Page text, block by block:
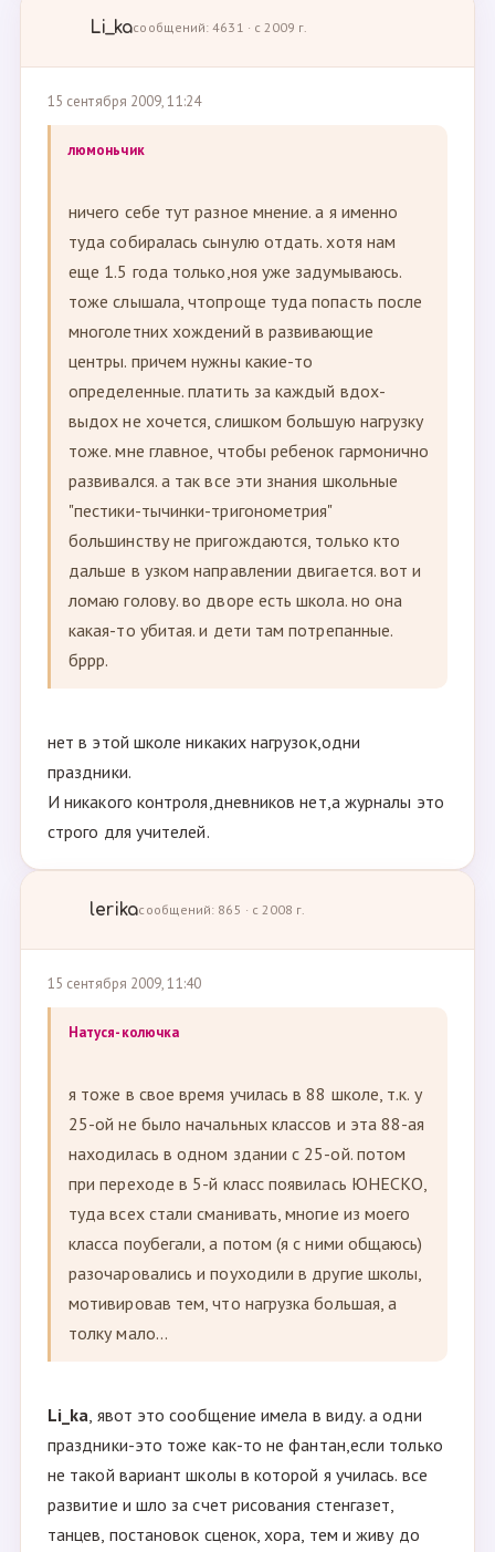
Li_kaсообщений: 4631 · с 2009 г.
15 сентября 2009, 11:24
люмоньчик
ничего себе тут разное мнение. а я именно
туда собиралась сынулю отдать. хотя нам
еще 1.5 года только,ноя уже задумываюсь.
тоже слышала, чтопроще туда попасть после
многолетних хождений в развивающие
центры. причем нужны какие-то
определенные. платить за каждый вдох-
выдох не хочется, слишком большую нагрузку
тоже. мне главное, чтобы ребенок гармонично
развивался. а так все эти знания школьные
"пестики-тычинки-тригонометрия"
большинству не пригождаются, только кто
дальше в узком направлении двигается. вот и
ломаю голову. во дворе есть школа. но она
какая-то убитая. и дети там потрепанные.
бррр.
нет в этой школе никаких нагрузок,одни
праздники.
И никакого контроля,дневников нет,а журналы это
строго для учителей.
lerikaсообщений: 865 · с 2008 г.
15 сентября 2009, 11:40
Натуся-колючка
я тоже в свое время училась в 88 школе, т.к. у
25-ой не было начальных классов и эта 88-ая
находилась в одном здании с 25-ой. потом
при переходе в 5-й класс появилась ЮНЕСКО,
туда всех стали сманивать, многие из моего
класса поубегали, а потом (я с ними общаюсь)
разочаровались и поуходили в другие школы,
мотивировав тем, что нагрузка большая, а
толку мало...
Li_ka, явот это сообщение имела в виду. а одни
праздники-это тоже как-то не фантан,если только
не такой вариант школы в которой я училась. все
развитие и шло за счет рисования стенгазет,
танцев, постановок сценок, хора, тем и живу до